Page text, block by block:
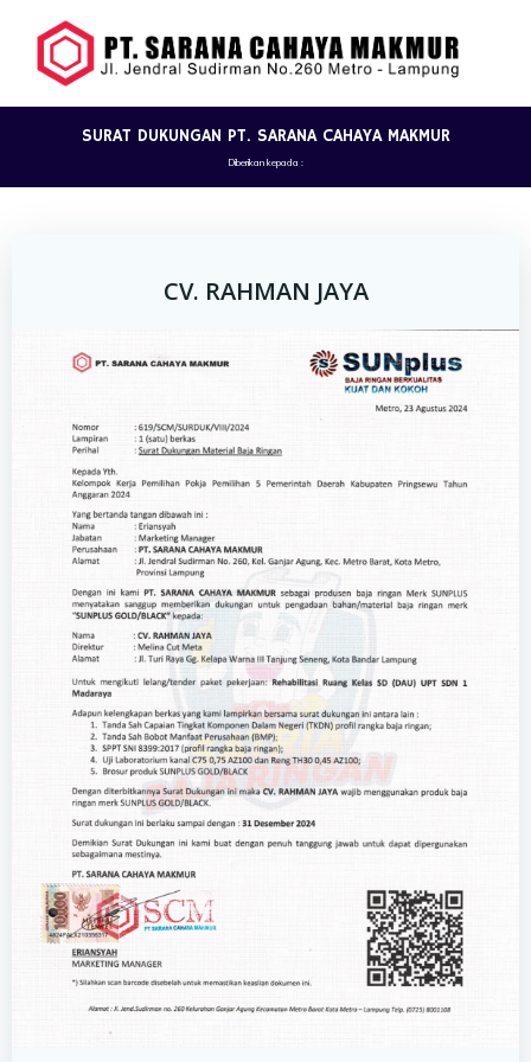
to
content
SURAT DUKUNGAN PT. SARANA CAHAYA MAKMUR
Diberikan kepada :
CV. RAHMAN JAYA